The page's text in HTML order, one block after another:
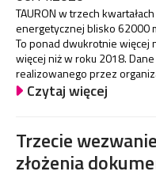
TAURON w trzech
energetycznej blisko 62000
To ponad dwukrotnie więcej
więcej niż w roku 2018.
realizowanego przez
Czytaj więcej
Trzecie
złożenia